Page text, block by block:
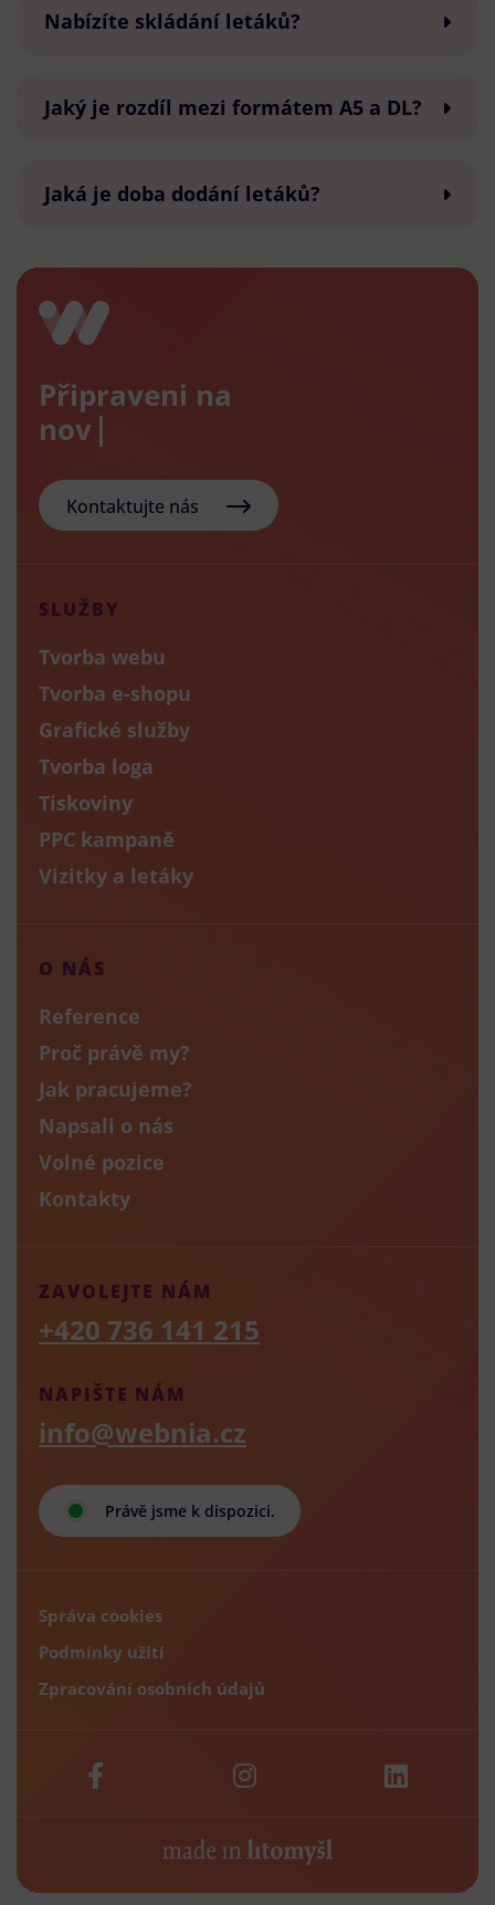
Nabízíte skládání letáků?
Jaký je rozdíl mezi formátem A5 a DL?
Jaká je doba dodání letáků?
Připraveni na
nový e-sh
Kontaktujte nás
SLUŽBY
Tvorba webu
Tvorba e-shopu
Grafické služby
Tvorba loga
Tiskoviny
PPC kampaně
Vizitky a letáky
O NÁS
Reference
Proč právě my?
Jak pracujeme?
Napsali o nás
Volné pozice
Kontakty
Právě jsme k dispozici.
NAPIŠTE NÁM
info@webnia.cz
ZAVOLEJTE NÁM
+420 736 141 215
Správa cookies
Podmínky užití
Zpracování osobních údajů